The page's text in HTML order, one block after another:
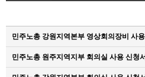
민주노총 강원지역본부 영상회의장비 사
민주노총 원주지역지부 회의실 사용 신청